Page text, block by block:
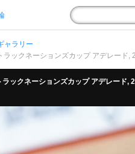
ャラリー
ックネーションズカップ アデレー
ックネーションズカップ アデレード,